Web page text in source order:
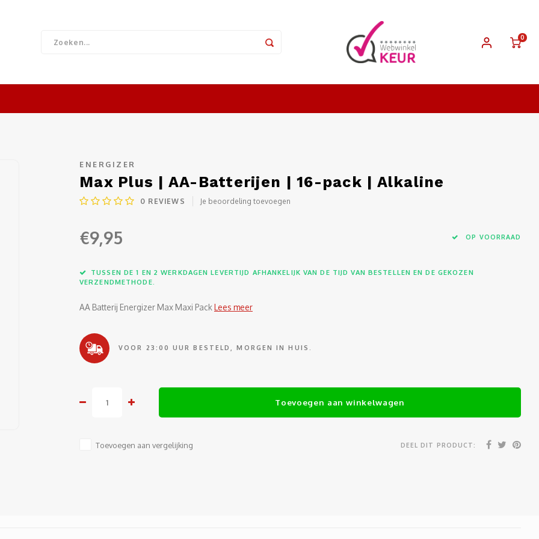
0
ENERGIZER
Max Plus | AA-Batterijen | 16-pack | Alkaline
0 REVIEWS Je beoordeling toevoegen
€9,95 OP VOORRAAD
TUSSEN DE 1 EN 2 WERKDAGEN LEVERTIJD AFHANKELIJK VAN DE TIJD VAN BESTELLEN EN DE GEKOZEN
VERZENDMETHODE.
AA Batterij Energizer Max Maxi PackLees meer
VOOR 23:00 UUR BESTELD, MORGEN IN HUIS.
Toevoegen aan winkelwagen
Toevoegen aan vergelijking DEEL DIT PRODUCT: